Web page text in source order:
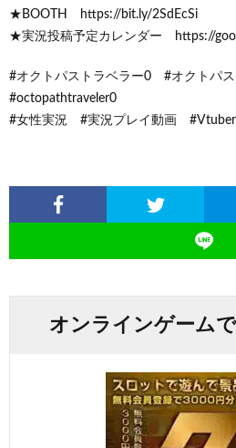
★BOOTH https://bit.ly/2SdEcSi
★実況投稿予定カレンダー https://
#オクトパストラベラー0 #オクトパス
#octopathtraveler0
#女性実況 #実況プレイ動画
オンラインゲーム